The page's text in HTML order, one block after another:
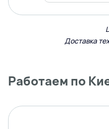
Доставка
Работаем по